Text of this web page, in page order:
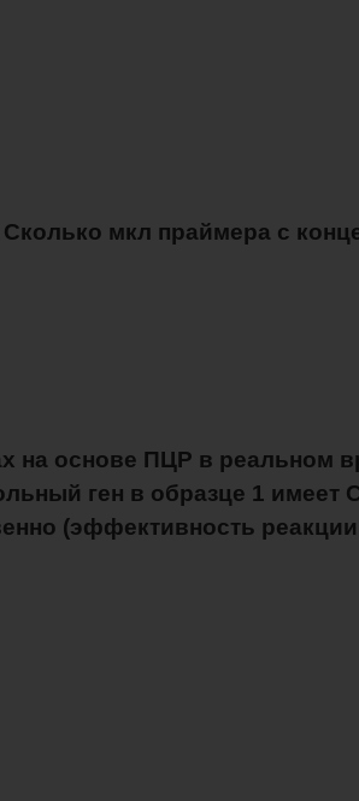
мкл праймера с
на основе ПЦР в реальном
ген в образце 1
(эффективность